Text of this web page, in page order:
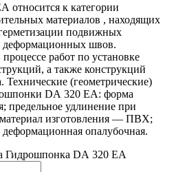
к категории
материалов , находящих
подвижных
деформационных швов.
процессе работ по установке
а также конструкций
Технические (геометрические)
DА 320 ЕА: форма
предельное удлинение при
изготовления — ПВХ;
опалубочная.
Гидрошпонка DА 320 ЕА